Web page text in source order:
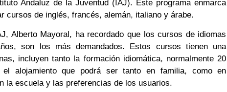
Andaluz de la Juventud (IAJ). Este programa enmarca
cursos de inglés, francés, alemán, italiano y árabe.
Alberto Mayoral, ha recordado que los cursos de idiomas
son los más demandados. Estos cursos tienen una
incluyen tanto la formación idiomática, normalmente 20
el alojamiento que podrá ser tanto en familia, como en
la escuela y las preferencias de los usuarios.